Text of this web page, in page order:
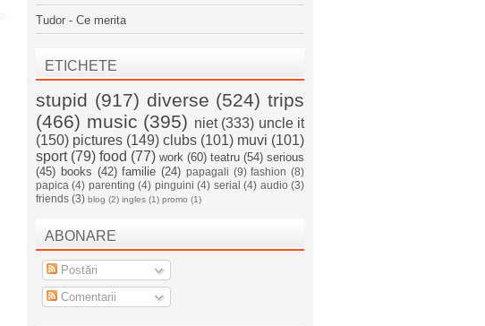
Tudor - Ce merita
ETICHETE
stupid (917) diverse (524) trips
(466) music (395) niet (333) uncle it
(150) pictures (149) clubs (101) muvi (101)
sport (79) food (77) work (60) teatru (54) serious
(45) books (42) familie (24) papagali (9) fashion (8)
papica (4) parenting (4) pinguini (4) serial (4) audio (3)
friends (3) blog (2) ingles (1) promo (1)
ABONARE
Postări
Comentarii